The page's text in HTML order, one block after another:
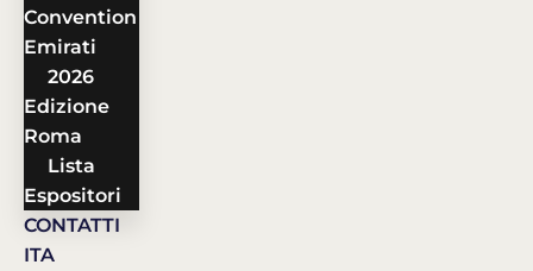
Convention
Emirati
2026
Edizione
Roma
Lista
Espositori
CONTATTI
ITA